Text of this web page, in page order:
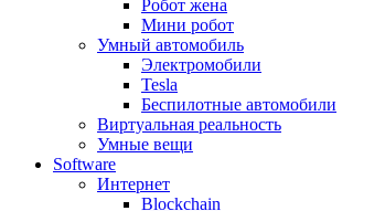
Робот жена
Мини робот
Умный автомобиль
Электромобили
Tesla
Беспилотные автомобили
Виртуальная реальность
Умные вещи
Software
Интернет
Blockchain